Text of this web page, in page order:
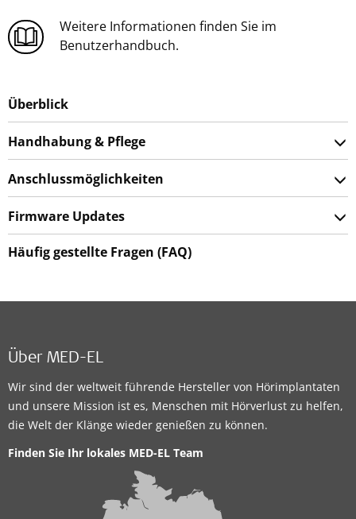
Weitere Informationen finden Sie im
Benutzerhandbuch.
Überblick
Handhabung & Pflege
Anschlussmöglichkeiten
Firmware Updates
Häufig gestellte Fragen (FAQ)
Über MED-EL
Wir sind der weltweit führende Hersteller von Hörimplantaten
und unsere Mission ist es, Menschen mit Hörverlust zu helfen,
die Welt der Klänge wieder genießen zu können.
Finden Sie Ihr lokales MED-EL Team